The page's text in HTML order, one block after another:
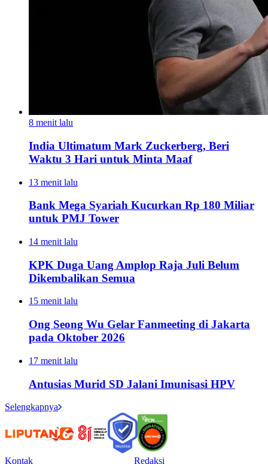
8 menit lalu
India Ultimatum Mark Zuckerberg, Beri
Waktu 3 Hari untuk Minta Maaf
13 menit lalu
Bank Mega Syariah Kucurkan Rp 180 Miliar
untuk PMJ Tower
14 menit lalu
KPK Duga Uang Amplop Raja Juli Belum
Dikembalikan Semua
15 menit lalu
Ong Seong Wu Gelar Fanmeeting di Jakarta
pada Oktober 2026
17 menit lalu
Antusias Murid SD Jalani Imunisasi HPV
Selengkapnya
Kontak Redaksi